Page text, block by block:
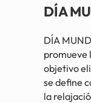
DÍA
DÍA
promueve
objetivo
se define
la